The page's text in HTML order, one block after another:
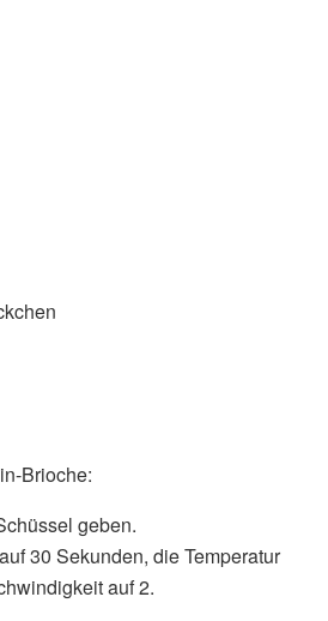
Brioche:
geben.
30 Sekunden, die Temperatur
auf 2.